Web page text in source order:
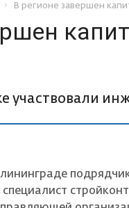
В регионе завершен
участвовали